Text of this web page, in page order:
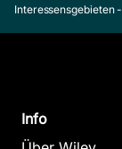
Interessensgebieten
Info